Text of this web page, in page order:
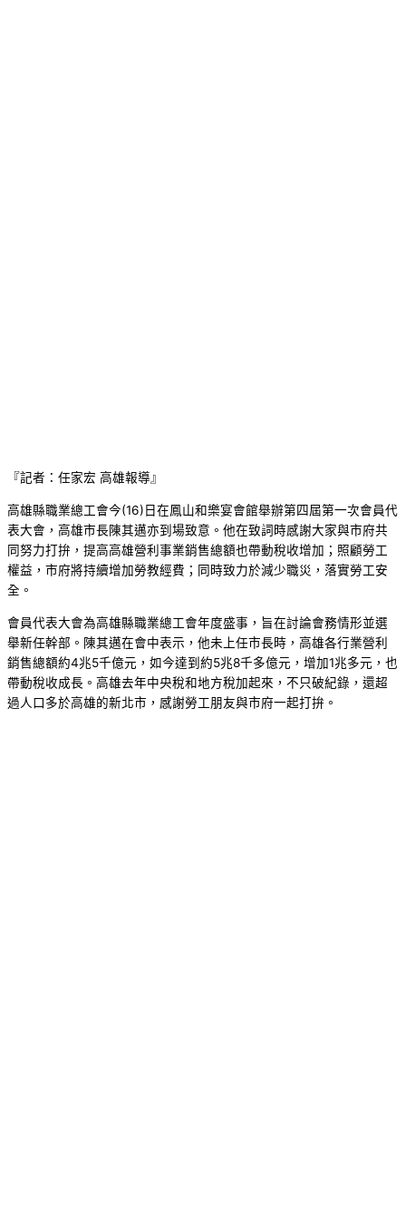
『記者：任家宏 高雄報導』
高雄縣職業總工會今(16)日在鳳山和樂宴會館舉辦第四屆第一次會員代
表大會，高雄市長陳其邁亦到場致意。他在致詞時感謝大家與市府共
同努力打拚，提高高雄營利事業銷售總額也帶動稅收增加；照顧勞工
權益，市府將持續增加勞教經費；同時致力於減少職災，落實勞工安
全。
會員代表大會為高雄縣職業總工會年度盛事，旨在討論會務情形並選
舉新任幹部。陳其邁在會中表示，他未上任市長時，高雄各行業營利
銷售總額約4兆5千億元，如今達到約5兆8千多億元，增加1兆多元，也
帶動稅收成長。高雄去年中央稅和地方稅加起來，不只破紀錄，還超
過人口多於高雄的新北市，感謝勞工朋友與市府一起打拚。